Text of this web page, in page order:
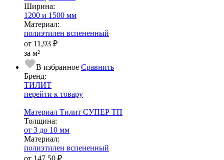
Ширина:
1200 и 1500 мм
Ма­­те­­ри­­ал:
полиэтилен вспененный
от 11,93 ₽
за м²
В избранное Сравнить
Бренд:
ТИЛИТ
перейти к товару
Материал Тилит СУПЕР ТП
Тол­щи­на:
от 3 до 10 мм
Ма­­те­­ри­­ал:
полиэтилен вспененный